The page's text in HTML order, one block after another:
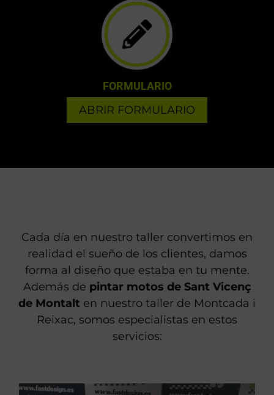
FORMULARIO
ABRIR FORMULARIO
Cada día en nuestro taller convertimos en
realidad el sueño de los clientes, damos
forma al diseño que estaba en tu mente.
Además de pintar motos de Sant Vicenç
de Montalt en nuestro taller de Montcada i
Reixac, somos especialistas en estos
servicios: